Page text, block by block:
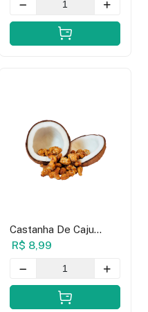
Castanha De Caju
Caramelizada Com
Coco - 100g
R$ 8,99